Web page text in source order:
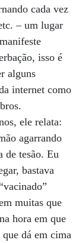
cada vez
– um lugar
isso é
alguns
internet como
ele relata:
agarrando
de tesão. Eu
bastava
muitas que
hora em que
dá em cima